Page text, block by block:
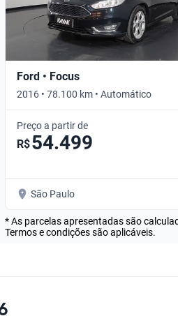
Ford • Focus
2016 • 78.100 km • Automático
Preço a partir de
R$54.499
São Paulo
* As parcelas apresentadas são
Termos e condições são aplicáveis.